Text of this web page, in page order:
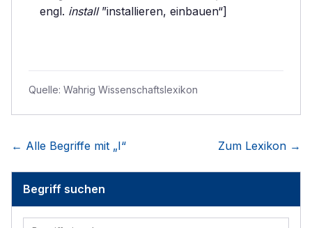
engl. install”installieren, einbauen“]
Quelle: Wahrig Wissenschaftslexikon
← Alle Begriffe mit „I“ Zum Lexikon →
Begriff suchen